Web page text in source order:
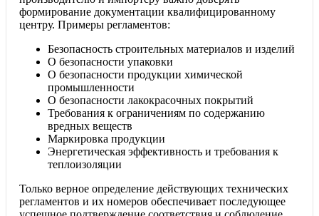
формирование документации квалифицированному
центру. Примеры регламентов:
Безопасность строительных материалов и изделий
О безопасности упаковки
О безопасности продукции химической
промышленности
О безопасности лакокрасочных покрытий
Требования к ограничениям по содержанию
вредных веществ
Маркировка продукции
Энергетическая эффективность и требования к
теплоизоляции
Только верное определение действующих технических
регламентов и их номеров обеспечивает последующее